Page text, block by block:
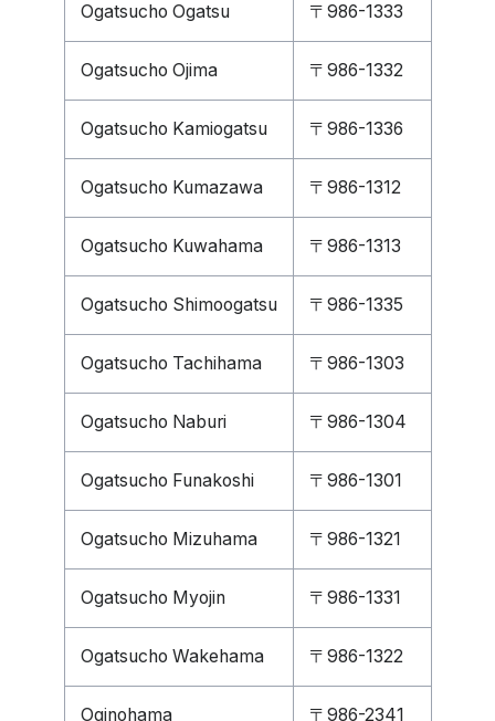
Ogatsucho Ogatsu 〒986-1333
Ogatsucho Ojima 〒986-1332
Ogatsucho Kamiogatsu 〒986-1336
Ogatsucho Kumazawa 〒986-1312
Ogatsucho Kuwahama 〒986-1313
Ogatsucho Shimoogatsu 〒986-1335
Ogatsucho Tachihama 〒986-1303
Ogatsucho Naburi 〒986-1304
Ogatsucho Funakoshi 〒986-1301
Ogatsucho Mizuhama 〒986-1321
Ogatsucho Myojin 〒986-1331
Ogatsucho Wakehama 〒986-1322
Oginohama 〒986-2341